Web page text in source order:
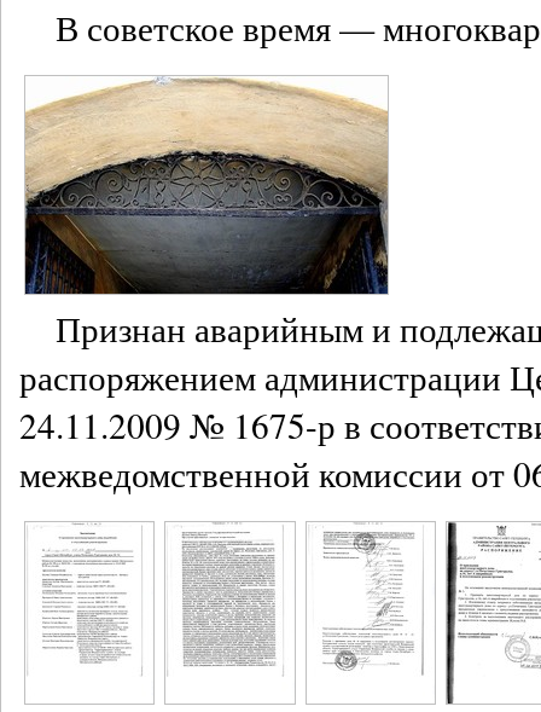
В советское время —
Признан аварийным и
распоряжением администрации
24.11.2009 № 1675-р в
межведомственной комиссии от